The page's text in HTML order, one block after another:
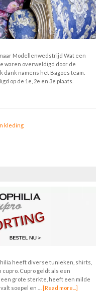
Modellenwedstrijd Wat een
waren overweldigd door de
namens het Bagoes team.
op de 1e, 2e en 3e plaats.
kleding
heeft diverse tunieken, shirts,
cupro. Cupro geldt als een
grote sterkte, heeft een milde
valt soepel en …[Read more...]